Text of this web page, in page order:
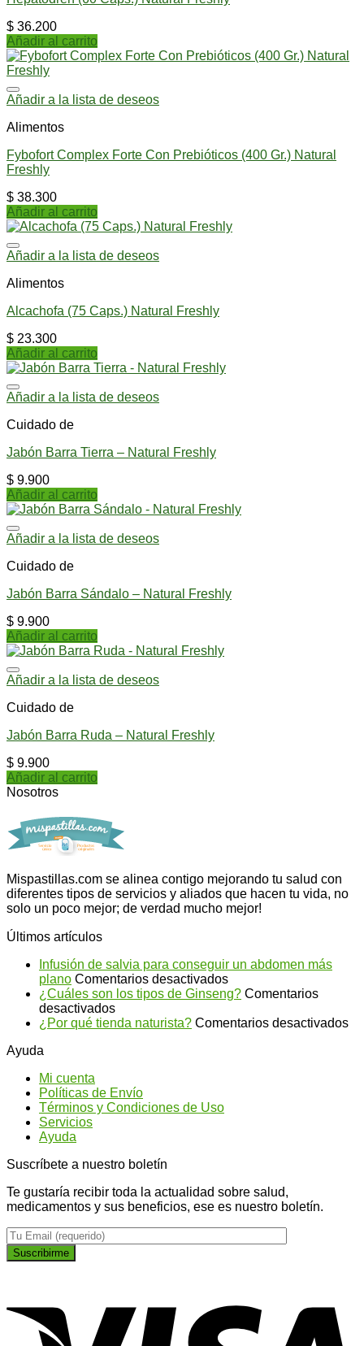
$ 36.200
Añadir al carrito
Añadir a la lista de deseos
Alimentos
Fybofort Complex Forte Con Prebióticos (400 Gr.) Natural
Freshly
$ 38.300
Añadir al carrito
Añadir a la lista de deseos
Alimentos
Alcachofa (75 Caps.) Natural Freshly
$ 23.300
Añadir al carrito
Añadir a la lista de deseos
Cuidado de
Jabón Barra Tierra – Natural Freshly
$ 9.900
Añadir al carrito
Añadir a la lista de deseos
Cuidado de
Jabón Barra Sándalo – Natural Freshly
$ 9.900
Añadir al carrito
Añadir a la lista de deseos
Cuidado de
Jabón Barra Ruda – Natural Freshly
$ 9.900
Añadir al carrito
Nosotros
Mispastillas.com se alinea contigo mejorando tu salud con
diferentes tipos de servicios y aliados que hacen tu vida, no
solo un poco mejor; de verdad mucho mejor!
Últimos artículos
Infusión de salvia para conseguir un abdomen más
plano Comentarios desactivadosen
Infusión
salvia
¿Cuáles son los tipos de Ginseng? Comentarios
desactivadosen
¿Cuáles
Ginseng?
¿Por qué tienda naturista? Comentarios desactivadosen
Ayuda
Mi cuenta
Políticas de Envío
Términos y Condiciones de Uso
Servicios
Ayuda
Suscríbete a nuestro boletín
Te gustaría recibir toda la actualidad sobre salud,
medicamentos y sus beneficios, ese es nuestro boletín.